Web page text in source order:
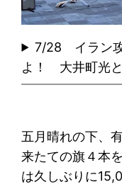
7/28 イラン
よ！ 大井町光と
五月晴れの下、
来たての旗４本
は久しぶりに